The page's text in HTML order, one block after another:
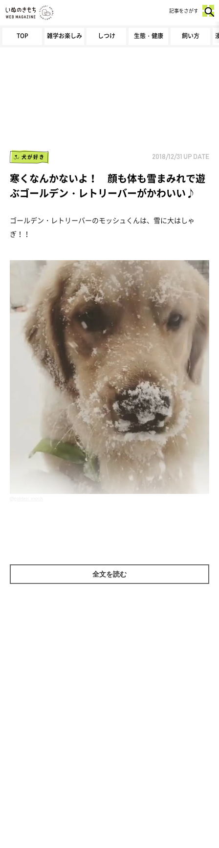
TOP 雑学お楽しみ しつけ 生態・健康 飼い方
記事をさがす
犬が好き 2018/12/31 UP DATE
寒くなんかないよ！ 顔も体も雪まみれで遊
ぶゴールデン・レトリーバーがかわいい♪
ゴールデン・レトリーバーのモッシュくんは、雪に大はしゃ
ぎ！！
全身を雪まみれにして遊んでいます♪
寒さなんて吹き飛ばしちゃいそうに、元気に遊ぶモッシュくんで
全文を読む